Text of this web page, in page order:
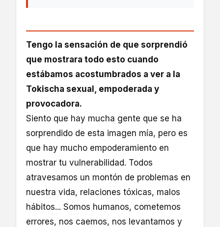
Tengo la sensación de que sorprendió
que mostrara todo esto cuando
estábamos acostumbrados a ver a la
Tokischa sexual, empoderada y
provocadora.
Siento que hay mucha gente que se ha
sorprendido de esta imagen mía, pero es
que hay mucho empoderamiento en
mostrar tu vulnerabilidad. Todos
atravesamos un montón de problemas en
nuestra vida, relaciones tóxicas, malos
hábitos... Somos humanos, cometemos
errores, nos caemos, nos levantamos y